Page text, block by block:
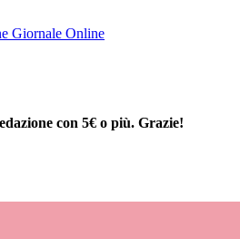
con 5€ o più. Grazie!